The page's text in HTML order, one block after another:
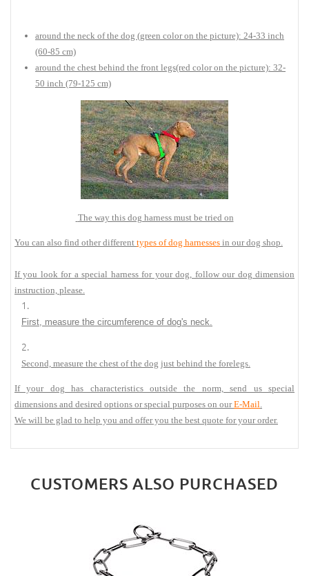
around the neck of the dog (green color on the picture): 24-33 inch
(60-85 cm)
around the chest behind the front legs(red color on the picture): 32-
50 inch (79-125 cm)
The way this dog harness must be tried on
You can also find other different types of dog harnesses in our dog shop.
If you look for a special harness for your dog, follow our dog dimension
instruction, please.
First, measure the circumference of dog's neck.
Second, measure the chest of the dog just behind the forelegs.
If your dog has characteristics outside the norm, send us special
dimensions and desired options or special purposes on ourE-Mail.
We will be glad to help you and offer you the best quote for your order.
CUSTOMERS ALSO PURCHASED